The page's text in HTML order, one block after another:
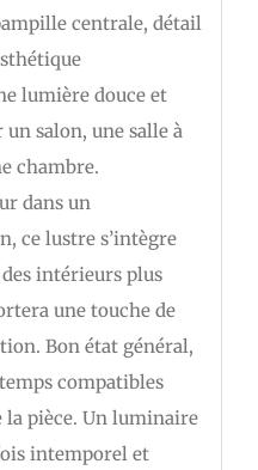
centrale, détail
lumière douce et
salon, une salle à
chambre.
dans un
ce lustre s’intègre
intérieurs plus
une touche de
Bon état général,
compatibles
la pièce. Un luminaire
intemporel et